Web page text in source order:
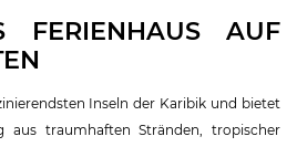
FERIENHAUS AUF
Inseln der Karibik und bietet
aus traumhaften Stränden, tropischer